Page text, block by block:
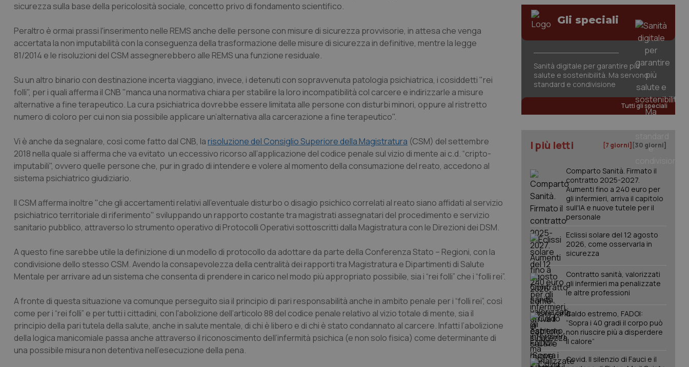
sicurezza sulla base della pericolosità sociale, concetto privo di fondamento scientifico.
Peraltro è ormai prassi l'inserimento nelle REMS anche delle persone con misure di sicurezza provvisorie, in attesa che venga
accertata la non imputabilità con la conseguenza della trasformazione delle misure di sicurezza in definitive, mentre la legge
81/2014 e le risoluzioni del CSM assegnerebbero alle REMS una funzione residuale.
Su un altro binario con destinazione incerta viaggiano, invece, i detenuti con sopravvenuta patologia psichiatrica, i cosiddetti "rei
folli", per i quali afferma il CNB "manca una normativa chiara per stabilire la loro incompatibilità col carcere e indirizzarle a misure
alternative a fine terapeutico. La cura psichiatrica dovrebbe essere limitata alle persone con disturbi minori, oppure al ristretto
numero di coloro per cui non sia possibile applicare un’alternativa alla carcerazione a fine terapeutico".
Vi è anche da segnalare, così come fatto dal CNB, larisoluzione del Consiglio Superiore della Magistratura (CSM) del settembre
2018 nella quale si afferma che va evitato un eccessivo ricorso all’applicazione del codice penale sul vizio di mente ai c.d. “cripto-
imputabili", ovvero quelle persone che, pur in grado di intendere e volere al momento della consumazione del reato, accedono al
sistema psichiatrico giudiziario.
Il CSM afferma inoltre "che gli accertamenti relativi all’eventuale disturbo o disagio psichico correlati al reato siano affidati al servizio
psichiatrico territoriale di riferimento" sviluppando un rapporto costante tra magistrati assegnatari del procedimento e servizio
sanitario pubblico, attraverso lo strumento operativo di Protocolli Operativi sottoscritti dalla Magistratura con le Direzioni dei DSM.
A questo fine sarebbe utile la definizione di un modello di protocollo da adottare da parte della Conferenza Stato – Regioni, con la
condivisione dello stesso CSM. Avendo la consapevolezza della centralità dei rapporti tra Magistratura e Dipartimenti di Salute
Mentale per arrivare ad un sistema che consenta di prendere in carico nel modo più appropriato possibile, sia i “rei folli” che i “folli rei”.
A fronte di questa situazione va comunque perseguito sia il principio di pari responsabilità anche in ambito penale per i “folli rei”, così
come per i “rei folli” e per tutti i cittadini, con l'abolizione dell’articolo 88 del codice penale relativo al vizio totale di mente, sia il
principio della pari tutela della salute, anche in salute mentale, di chi è libero e di chi è stato condannato al carcere. Infatti l’abolizione
della logica manicomiale passa anche attraverso il riconoscimento dell’infermità psichica (e non solo fisica) come determinante di
una possibile misura non detentiva nell’esecuzione della pena.
Gli speciali
Sanità digitale per garantire più
salute e sostenibilità. Ma servono
standard e condivisione
Tutti gli speciali
I più letti [7 giorni] [30 giorni]
Comparto Sanità. Firmato il
contratto 2025-2027.
Aumenti fino a 240 euro per
gli infermieri, arriva il capitolo
sull'IA e nuove tutele per il
personale
Eclissi solare del 12 agosto
2026, come osservarla in
sicurezza
Contratto sanità, valorizzati
gli infermieri ma penalizzate
le altre professioni
Caldo estremo, FADOI:
“Sopra i 40 gradi il corpo può
non riuscire più a disperdere
il calore”
Covid. Il silenzio di Fauci e il